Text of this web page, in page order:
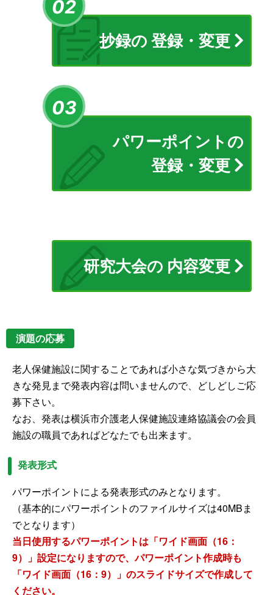
02
抄録の 登録・変更
03
パワーポイントの
登録・変更
研究大会の 内容変更
演題の応募
老人保健施設に関することであれば小さな気づきから大
きな発見まで発表内容は問いませんので、どしどしご応
募下さい。
なお、発表は横浜市介護老人保健施設連絡協議会の会員
施設の職員であればどなたでも出来ます。
発表形式
パワーポイントによる発表形式のみとなります。
（基本的にパワーポイントのファイルサイズは40MBま
でとなります）
当日使用するパワーポイントは「ワイド画面（16：
9）」設定になりますので、パワーポイント作成時も
「ワイド画面（16：9）」のスライドサイズで作成して
ください。